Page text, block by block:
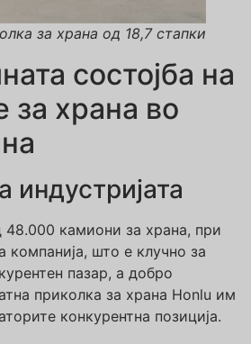
за храна од 18,7 стапки
состојба на
за храна во
индустријата
камиони за храна, при
компанија, што е клучно за
пазар, а добро
приколка за храна Honlu им
конкурентна позиција.